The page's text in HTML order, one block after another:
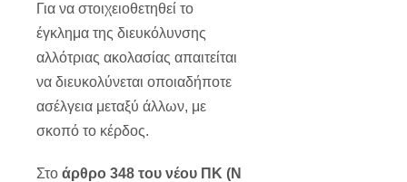
Για να στοιχειοθετηθεί το
έγκλημα της διευκόλυνσης
αλλότριας ακολασίας απαιτείται
να διευκολύνεται οποιαδήποτε
ασέλγεια μεταξύ άλλων, με
σκοπό το κέρδος.
Στο άρθρο 348 του νέου ΠΚ (Ν